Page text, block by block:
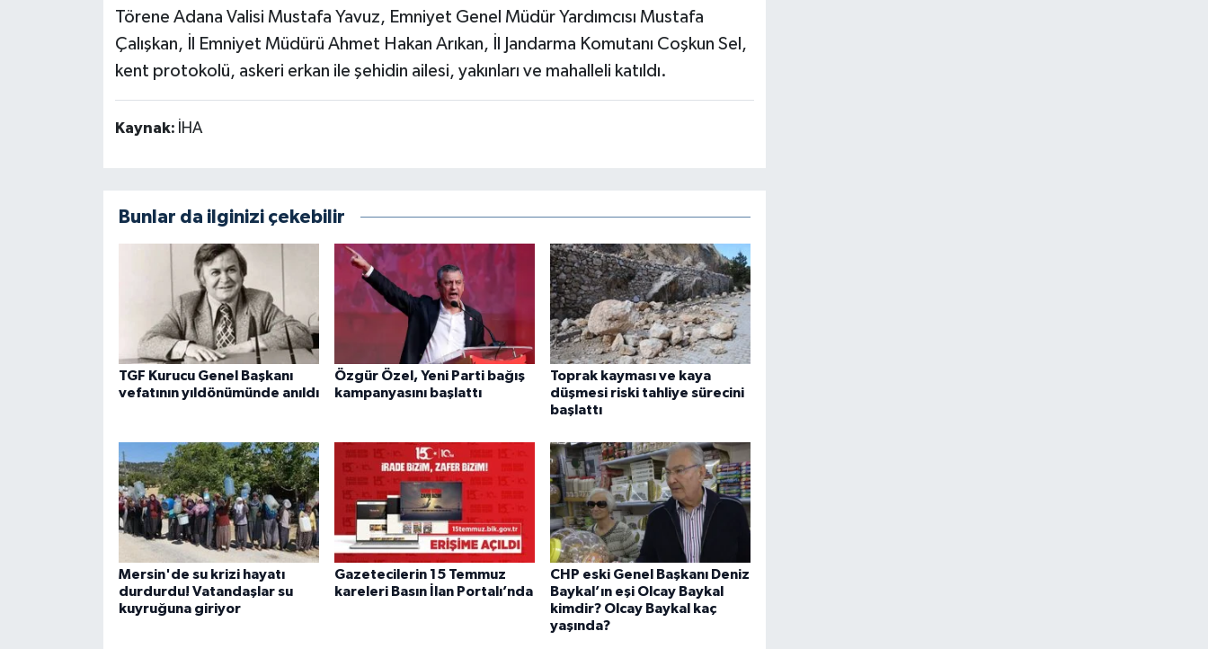
Törene Adana Valisi Mustafa Yavuz, Emniyet Genel Müdür Yardımcısı Mustafa
Çalışkan, İl Emniyet Müdürü Ahmet Hakan Arıkan, İl Jandarma Komutanı Coşkun Sel,
kent protokolü, askeri erkan ile şehidin ailesi, yakınları ve mahalleli katıldı.
Kaynak: İHA
Bunlar da ilginizi çekebilir
TGF Kurucu Genel Başkanı
vefatının yıldönümünde anıldı
Özgür Özel, Yeni Parti bağış
kampanyasını başlattı
Toprak kayması ve kaya
düşmesi riski tahliye sürecini
başlattı
Mersin'de su krizi hayatı
durdurdu! Vatandaşlar su
kuyruğuna giriyor
Gazetecilerin 15 Temmuz
kareleri Basın İlan Portalı’nda
CHP eski Genel Başkanı Deniz
Baykal’ın eşi Olcay Baykal
kimdir? Olcay Baykal kaç
yaşında?